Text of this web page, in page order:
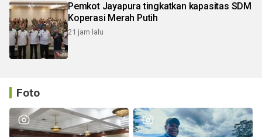
Pemkot Jayapura tingkatkan kapasitas SDM
Koperasi Merah Putih
21 jam lalu
Foto